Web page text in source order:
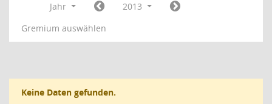
Jahr
2013
Gremium auswählen
Keine Daten gefunden.